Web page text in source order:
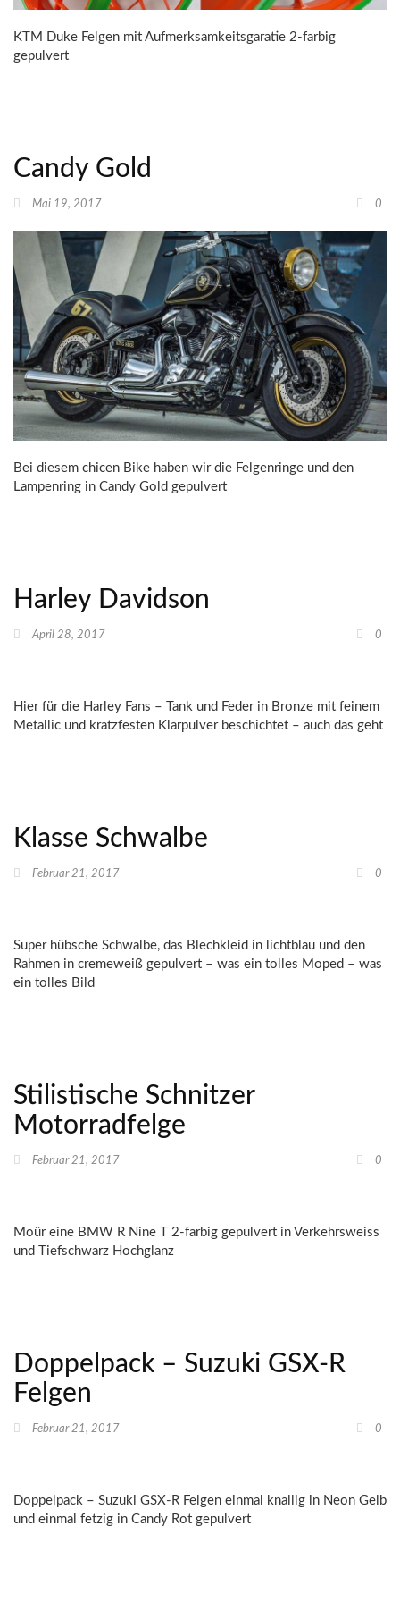
KTM Duke Felgen mit Aufmerksamkeitsgaratie 2-farbig
gepulvert
Candy Gold
Mai 19, 2017 0
Bei diesem chicen Bike haben wir die Felgenringe und den
Lampenring in Candy Gold gepulvert
Harley Davidson
April 28, 2017 0
Hier für die Harley Fans – Tank und Feder in Bronze mit feinem
Metallic und kratzfesten Klarpulver beschichtet – auch das geht
Klasse Schwalbe
Februar 21, 2017 0
Super hübsche Schwalbe, das Blechkleid in lichtblau und den
Rahmen in cremeweiß gepulvert – was ein tolles Moped – was
ein tolles Bild
Stilistische Schnitzer
Motorradfelge
Februar 21, 2017 0
Moür eine BMW R Nine T 2-farbig gepulvert in Verkehrsweiss
und Tiefschwarz Hochglanz
Doppelpack – Suzuki GSX-R
Felgen
Februar 21, 2017 0
Doppelpack – Suzuki GSX-R Felgen einmal knallig in Neon Gelb
und einmal fetzig in Candy Rot gepulvert